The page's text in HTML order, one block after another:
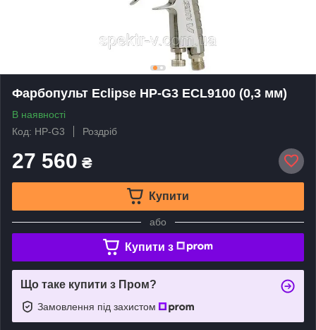
Фарбопульт Eclipse HP-G3 ECL9100 (0,3 мм)
В наявності
Код: HP-G3
Роздріб
27 560 ₴
Купити
або
Купити з
Що таке купити з Пром?
Замовлення під захистом